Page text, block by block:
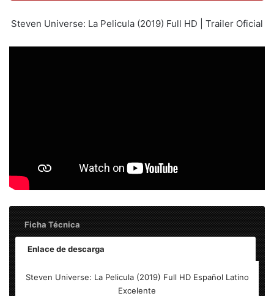
Steven Universe: La Pelicula (2019) Full HD | Trailer Oficial
Ficha Técnica
Enlace de descarga
Español Latino Excelente
Steven Universe: La Pelicula (2019) Full HD Español Latino
Excelente